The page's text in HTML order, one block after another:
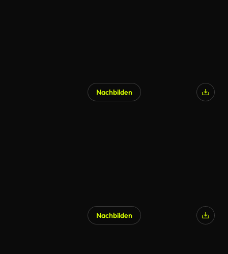
Nachbilden
Nachbilden